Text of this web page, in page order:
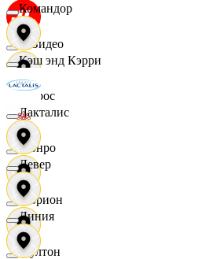
МВидео
Мирос
Монро
Морион
Мултон
Командор
Кэш энд Кэрри
Лакталис
Левер
Линия